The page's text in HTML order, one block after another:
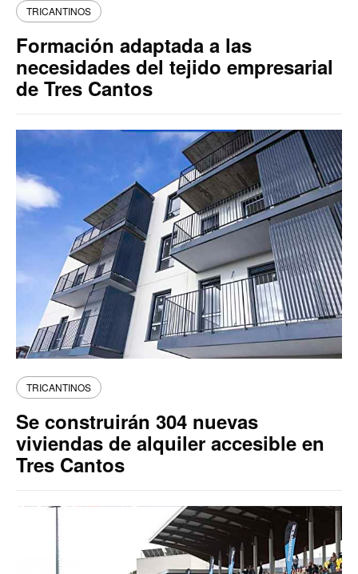
TRICANTINOS
Formación adaptada a las
necesidades del tejido empresarial
de Tres Cantos
TRICANTINOS
Se construirán 304 nuevas
viviendas de alquiler accesible en
Tres Cantos